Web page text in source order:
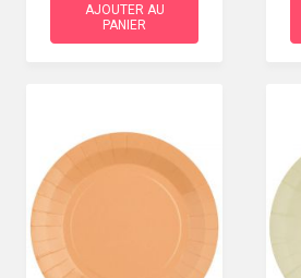
AJOUTER AU
PANIER